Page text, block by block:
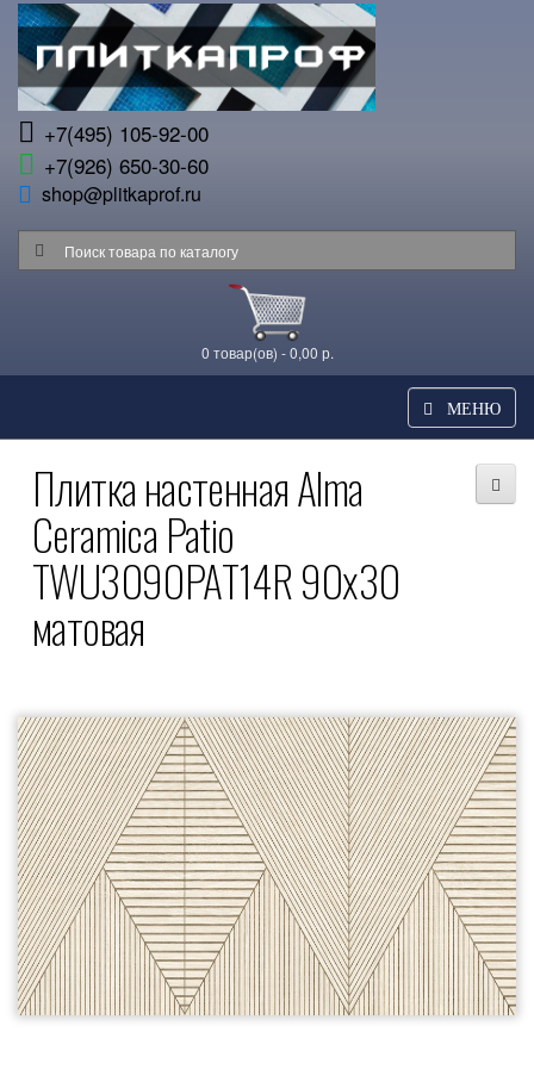
+7(495) 105-92-00
+7(926) 650-30-60
shop@plitkaprof.ru
0 товар(ов) - 0,00 р.
МЕНЮ
Плитка настенная Alma
Ceramica Patio
TWU3090PAT14R 90x30
матовая